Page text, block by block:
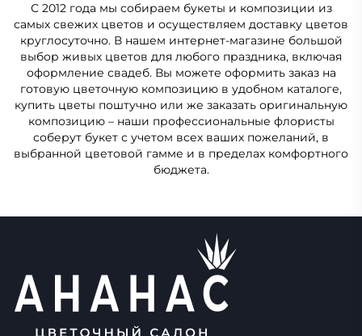
С 2012 года мы собираем букеты и композиции из
самых свежих цветов и осуществляем доставку цветов
круглосуточно. В нашем интернет-магазине большой
выбор живых цветов для любого праздника, включая
оформление свадеб. Вы можете оформить заказ на
готовую цветочную композицию в удобном каталоге,
купить цветы поштучно или же заказать оригинальную
композицию – наши профессиональные флористы
соберут букет с учетом всех ваших пожеланий, в
выбранной цветовой гамме и в пределах комфортного
бюджета.